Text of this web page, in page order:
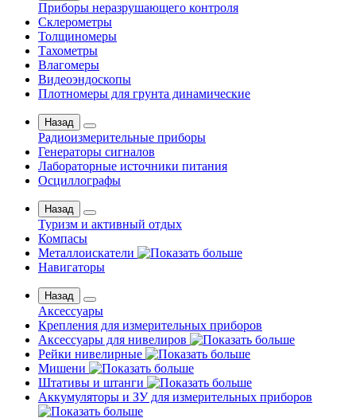
Приборы неразрушающего контроля
Склерометры
Толщиномеры
Тахометры
Влагомеры
Видеоэндоскопы
Плотномеры для грунта динамические
Назад
Радиоизмерительные приборы
Генераторы сигналов
Лабораторные источники питания
Осциллографы
Назад
Туризм и активный отдых
Компасы
Металлоискатели
Навигаторы
Назад
Аксессуары
Крепления для измерительных приборов
Аксессуары для нивелиров
Рейки нивелирные
Мишени
Штативы и штанги
Аккумуляторы и ЗУ для измерительных приборов